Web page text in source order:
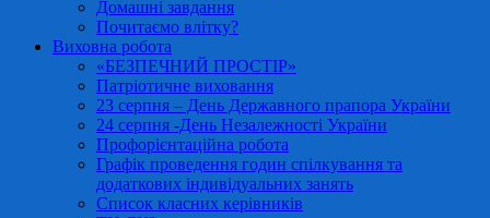
Домашні завдання
Почитаємо влітку?
Виховна робота
«БЕЗПЕЧНИЙ ПРОСТІР»
Патріотичне виховання
23 серпня – День Державного прапора України
24 серпня -День Незалежності України
Профорієнтаційна робота
Графік проведення годин спілкування та
додаткових індивідуальних занять
Список класних керівників